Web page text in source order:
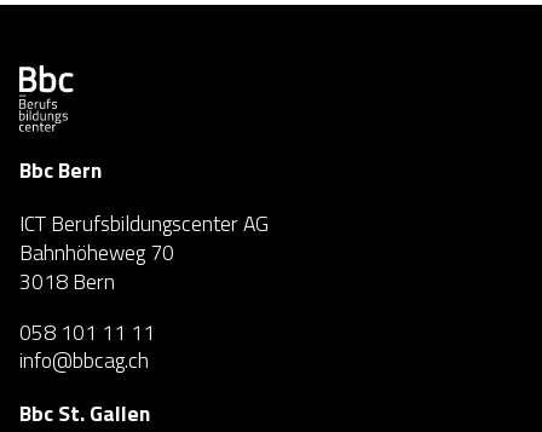
Bbc Bern
ICT Berufsbildungscenter AG
Bahnhöheweg 70
3018 Bern
058 101 11 11
info@bbcag.ch
Bbc St. Gallen